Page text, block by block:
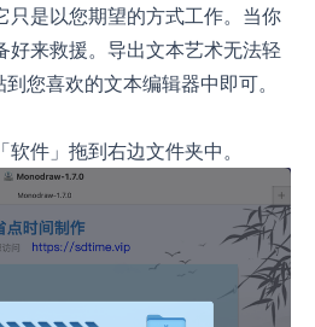
只是以您期望的方式工作。当你
好来救援。导出文本艺术无法轻
您喜欢的文本编辑器中即可。
件」拖到右边文件夹中。